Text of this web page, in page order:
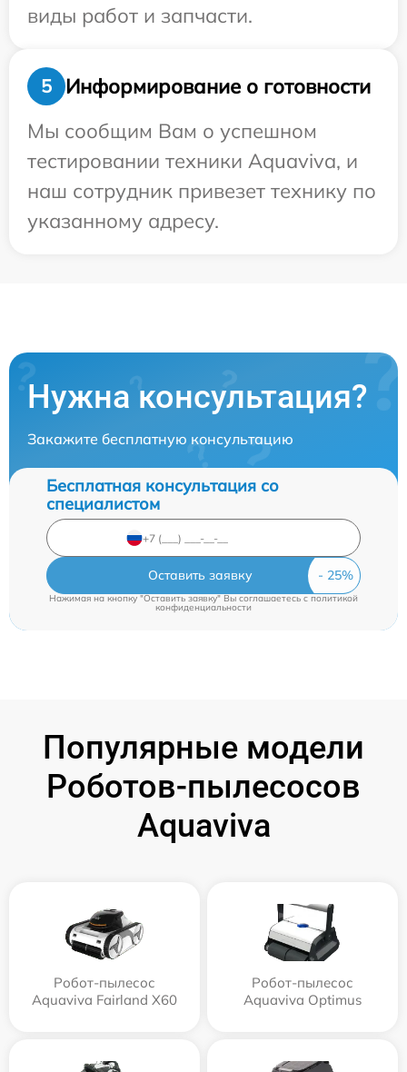
виды работ и запчасти.
5
Информирование о готовности
Мы сообщим Вам о успешном
тестировании техники Aquaviva, и
наш сотрудник привезет технику по
указанному адресу.
Нужна консультация?
Закажите бесплатную консультацию
Бесплатная консультация со
специалистом
Оставить заявку
Нажимая на кнопку "Оставить заявку" Вы соглашаетесь c политикой
конфиденциальности
Популярные модели
Роботов-пылесосов
Aquaviva
Робот-пылесос
Aquaviva Fairland X60
Робот-пылесос
Aquaviva Optimus